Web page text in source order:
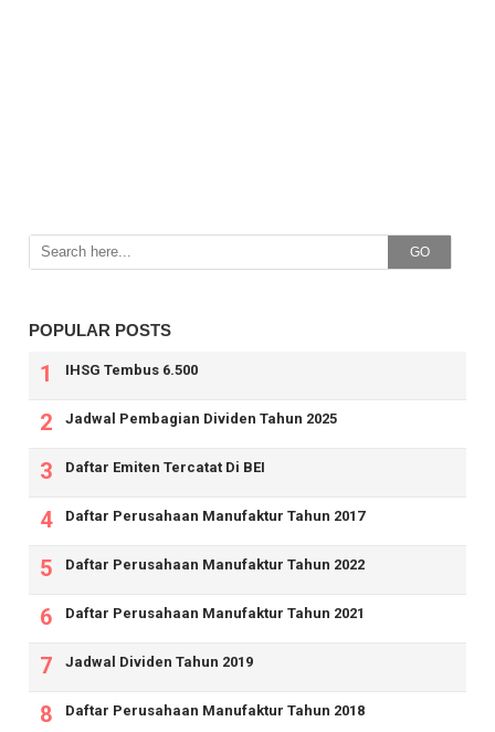
GO
POPULAR POSTS
IHSG Tembus 6.500
Jadwal Pembagian Dividen Tahun 2025
Daftar Emiten Tercatat Di BEI
Daftar Perusahaan Manufaktur Tahun 2017
Daftar Perusahaan Manufaktur Tahun 2022
Daftar Perusahaan Manufaktur Tahun 2021
Jadwal Dividen Tahun 2019
Daftar Perusahaan Manufaktur Tahun 2018